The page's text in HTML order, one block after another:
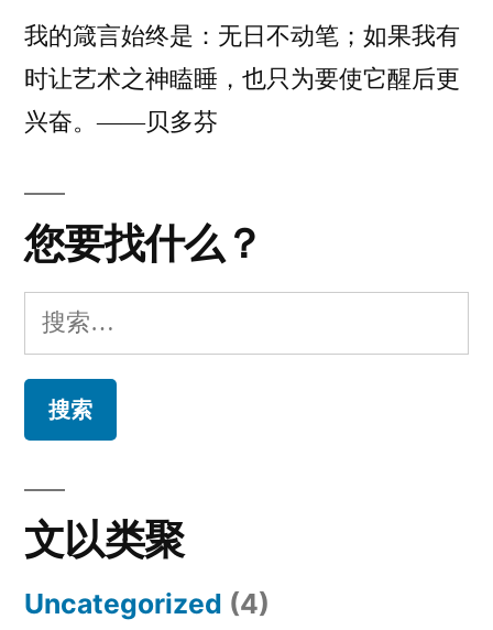
我的箴言始终是：无日不动笔；如果我有
时让艺术之神瞌睡，也只为要使它醒后更
兴奋。——贝多芬
您要找什么？
搜
索：
文以类聚
Uncategorized (4)